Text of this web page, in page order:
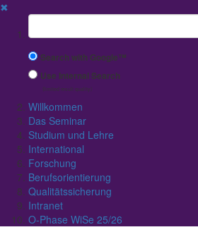
✖
Suchbegriff
Search with Google™
Use Internal Search
(limited result quality)
Willkommen
Das Seminar
Studium und Lehre
International
Forschung
Berufsorientierung
Qualitätssicherung
Intranet
O-Phase WiSe 25/26